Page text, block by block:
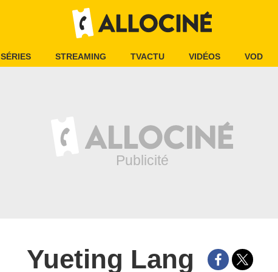
SÉRIES STREAMING TVACTU VIDÉOS VOD
Yueting Lang